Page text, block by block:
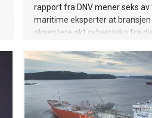
rapport fra DNV mener seks av
maritime eksperter at bransjen
akseptere økt cyberrisiko fra
teknologier. Den maritime
villighet til å håndtere nye
til digital transformasjon, er
høyere enn i andre viktige
energi, industri og helse.